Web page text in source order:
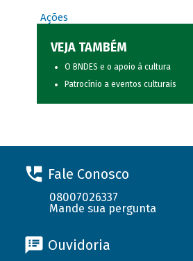
Ações
VEJA TAMBÉM
O BNDES e o apoio à cultura
Patrocínio a eventos culturais
Fale Conosco
08007026337
Mande sua pergunta
Ouvidoria